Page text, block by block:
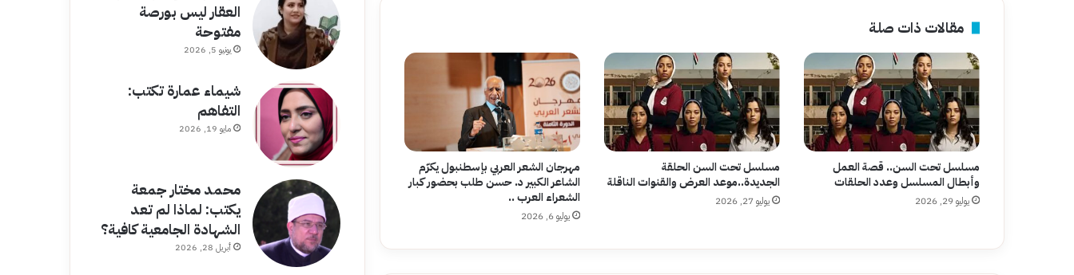
مقالات ذات صلة
مسلسل تحت السن.. قصة العمل
وأبطال المسلسل وعدد الحلقات
يوليو 29, 2026
مسلسل تحت السن الحلقة
الجديدة..موعد العرض والقنوات الناقلة
يوليو 27, 2026
مهرجان الشعر العربي بإسطنبول يكرّم
الشاعر الكبير د. حسن طلب بحضور كبار
الشعراء العرب ..
يوليو 6, 2026
العقار ليس بورصة
مفتوحة
يونيو 5, 2026
شيماء عمارة تكتب:
التفاهم
مايو 19, 2026
محمد مختار جمعة
يكتب: لماذا لم تعد
الشهادة الجامعية كافية؟
أبريل 28, 2026